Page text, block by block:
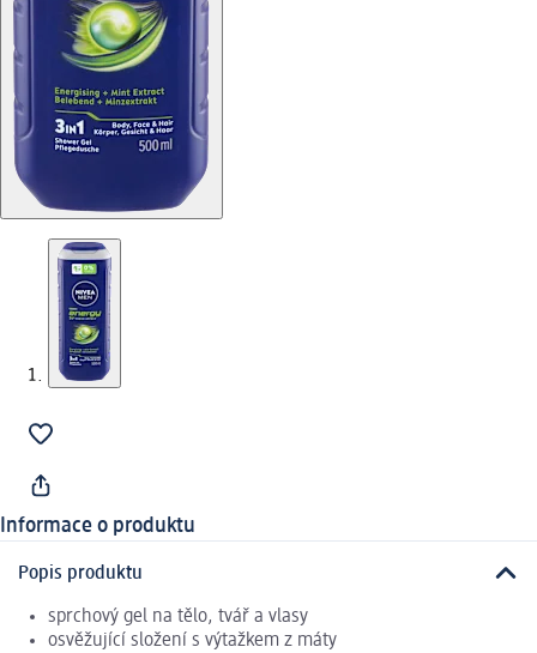
Informace o produktu
Popis produktu
sprchový gel na tělo, tvář a vlasy
osvěžující složení s výtažkem z máty